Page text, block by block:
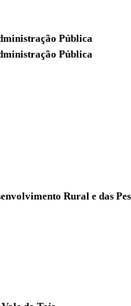
Pública
Pública
Rural e das